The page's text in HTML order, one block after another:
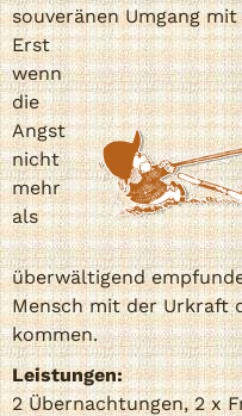
souveränen Umgang
Erst
wenn
die
Angst
nicht
mehr
als
überwältigend
Mensch mit der Urkraft
kommen.
Leistungen:
2 Übernachtungen, 2 x